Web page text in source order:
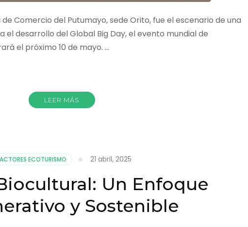
Comercio del Putumayo, sede Orito, fue el escenario de una
desarrollo del Global Big Day, el evento mundial de
el próximo 10 de mayo. …
LEER MÁS
ACTORES ECOTURISMO 21 abril, 2025
Un Enfoque
y Sostenible